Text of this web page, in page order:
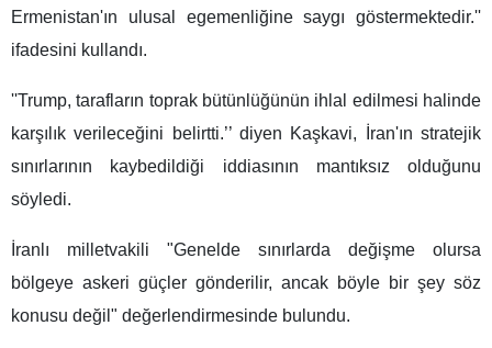
Ermenistan'ın ulusal egemenliğine saygı göstermektedir.''
ifadesini kullandı.
''Trump, tarafların toprak bütünlüğünün ihlal edilmesi halinde
karşılık verileceğini belirtti.’’ diyen Kaşkavi, İran'ın stratejik
sınırlarının kaybedildiği iddiasının mantıksız olduğunu
söyledi.
İranlı milletvakili "Genelde sınırlarda değişme olursa
bölgeye askeri güçler gönderilir, ancak böyle bir şey söz
konusu değil" değerlendirmesinde bulundu.